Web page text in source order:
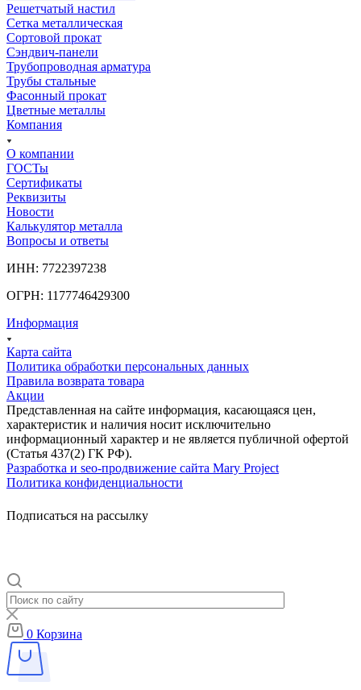
Решетчатый настил
Сетка металлическая
Сортовой прокат
Сэндвич-панели
Трубопроводная арматура
Трубы стальные
Фасонный прокат
Цветные металлы
Компания
О компании
ГОСТы
Сертификаты
Реквизиты
Новости
Калькулятор металла
Вопросы и ответы
ИНН: 7722397238
ОГРН: 1177746429300
Информация
Карта сайта
Политика обработки персональных данных
Правила возврата товара
Акции
Представленная на сайте информация, касающаяся цен,
характеристик и наличия носит исключительно
информационный характер и не является публичной офертой
(Статья 437(2) ГК РФ).
Разработка и seo-продвижение сайта Mary Project
Политика конфиденциальности
Подписаться на рассылку
0 Корзина